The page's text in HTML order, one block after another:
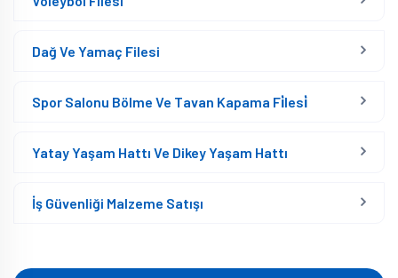
Dağ Ve Yamaç Filesi
Spor Salonu Bölme Ve Tavan Kapama Fi̇lesi̇
Yatay Yaşam Hattı Ve Dikey Yaşam Hattı
İş Güvenliği Malzeme Satışı